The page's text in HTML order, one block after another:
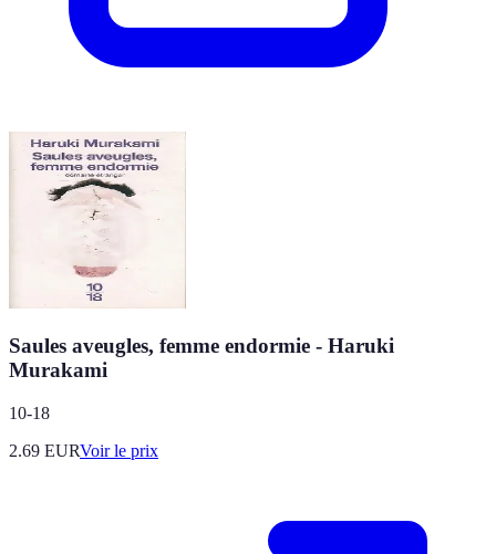
Saules aveugles, femme endormie - Haruki
Murakami
10-18
2.69 EURVoir le prix